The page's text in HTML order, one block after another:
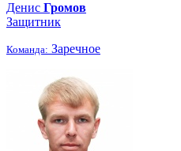
Денис Громов
Защитник
Команда: Заречное